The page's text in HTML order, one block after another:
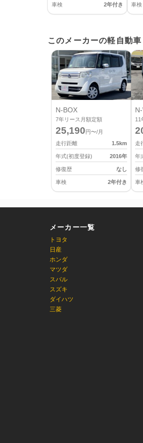
車検 2年付き 車検
このメーカーの軽自動車
N-BOX
7年リース月額定額
25,190 円〜/月
走行距離
1.5km
年式(初度登録) 2016年
修復歴 なし
車検 2年付き
11
走
年
修
車
メーカー一覧
トヨタ
日産
ホンダ
マツダ
スバル
スズキ
ダイハツ
三菱